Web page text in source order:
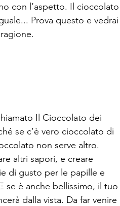
con l’aspetto. Il cioccolato
Prova questo e vedrai
Il Cioccolato dei
se c’è vero cioccolato di
non serve altro.
altri sapori, e creare
di gusto per le papille e
se è anche bellissimo, il tuo
dalla vista. Da far venire